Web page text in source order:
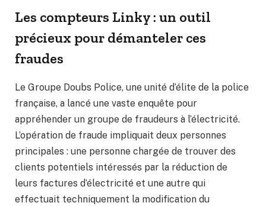
Les compteurs Linky : un outil
précieux pour démanteler ces
fraudes
Le Groupe Doubs Police, une unité d’élite de la police
française, a lancé une vaste enquête pour
appréhender un groupe de fraudeurs à l’électricité.
L’opération de fraude impliquait deux personnes
principales : une personne chargée de trouver des
clients potentiels intéressés par la réduction de
leurs factures d’électricité et une autre qui
effectuait techniquement la modification du